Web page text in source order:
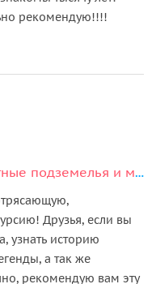
рекомендую!!!!
Необычная Балаклава: секретные подземелья и морская прогулка
Друзья, если вы
узнать историю
а так же
рекомендую вам эту